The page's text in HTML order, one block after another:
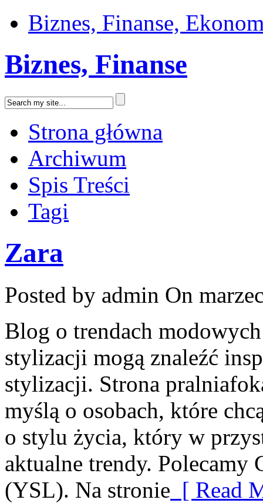
Biznes, Finanse,
Biznes, Finanse
Strona główna
Archiwum
Spis Treści
Tagi
Zara
Posted by admin On
Blog o trendach
stylizacji mogą znaleźć
stylizacji. Strona
myślą o osobach, które
o stylu życia, który w
aktualne trendy. Polecamy
(YSL). Na stronie [ Read